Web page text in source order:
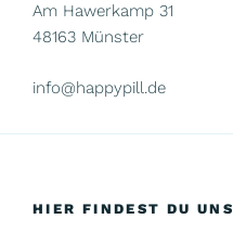
Am Hawerkamp 31
48163 Münster
info@happypill.de
HIER FINDEST DU UNS